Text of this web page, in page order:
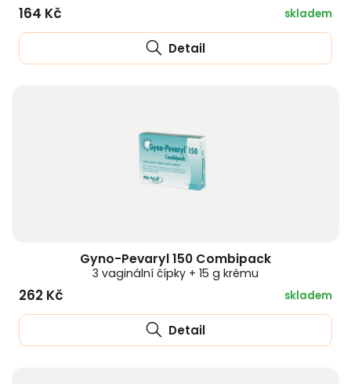
164 Kč skladem
Detail
Gyno-Pevaryl 150 Combipack
3 vaginální čípky + 15 g krému
262 Kč skladem
Detail